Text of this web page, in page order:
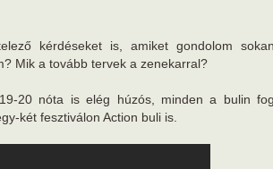
kérdéseket is, amiket gondolom sokan
Mik a tovább tervek a zenekarral?
20 nóta is elég húzós, minden a bulin fog
két fesztiválon Action buli is.